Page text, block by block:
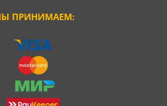
ПРИНИМАЕМ: